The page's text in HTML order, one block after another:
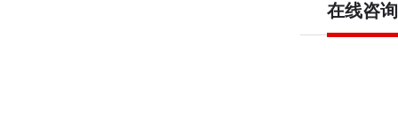
在线咨询